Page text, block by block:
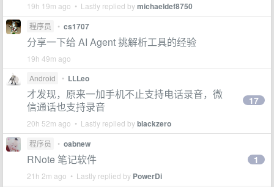
19h 19m ago • Lastly replied bymichaeldef8750
程序员 • cs1707
分享一下给 AI Agent 挑解析工具的经验
19h 49m ago
Android
• LLLeo
才发现，原来一加手机不止支持电话录音，微
信通话也支持录音
20h 52m ago • Lastly replied byblackzero
17
程序员 • oabnew
RNote 笔记软件
21h 2m ago • Lastly replied by PowerDi
1